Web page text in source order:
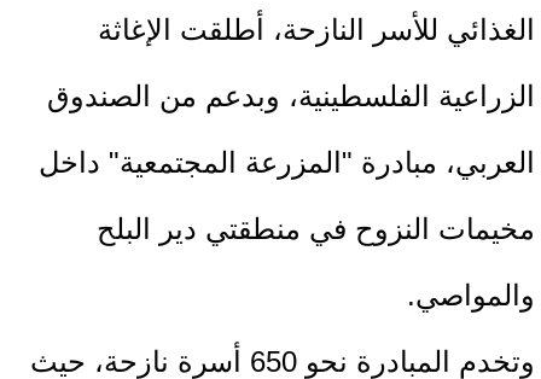
الغذائي للأسر النازحة، أطلقت الإغاثة
الزراعية الفلسطينية، وبدعم من الصندوق
العربي، مبادرة "المزرعة المجتمعية" داخل
مخيمات النزوح في منطقتي دير البلح
والمواصي.
وتخدم المبادرة نحو 650 أسرة نازحة، حيث